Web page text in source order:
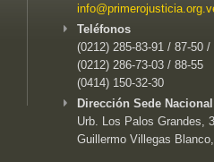
Teléfonos
(0212) 285-83-91 / 87-50 /
(0212) 286-73-03 / 88-55
(0414) 150-32-30
Dirección Sede
Urb. Los Palos Grandes,
Guillermo Villegas